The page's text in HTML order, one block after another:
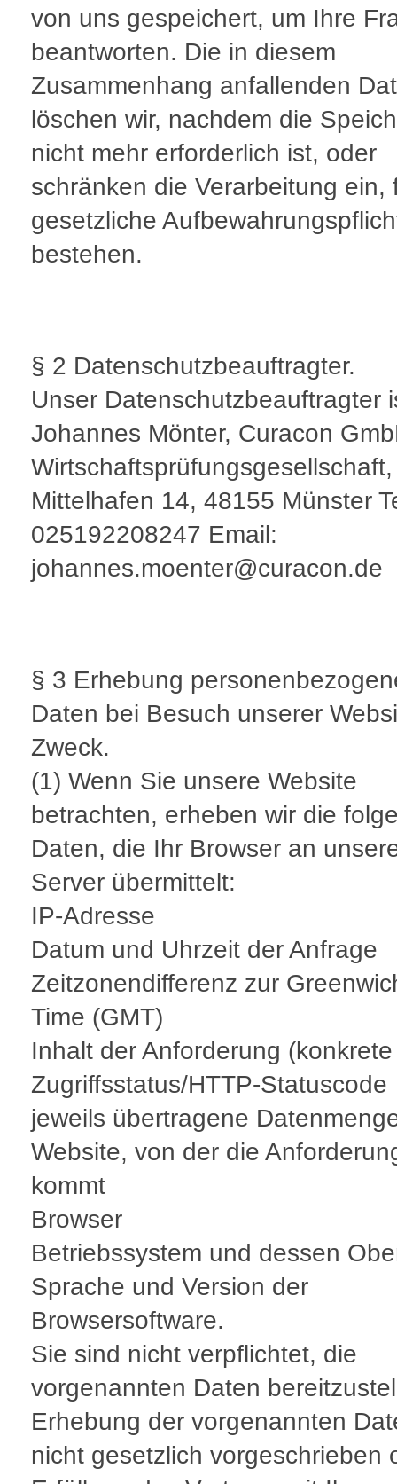
von uns gespeichert, um Ihre
beantworten. Die in diesem
Zusammenhang anfallenden
löschen wir, nachdem die
nicht mehr erforderlich ist, oder
schränken die Verarbeitung ein,
gesetzliche
bestehen.
§ 2 Datenschutzbeauftragter.
Unser Datenschutzbeauftragter
Johannes Mönter, Curacon
Wirtschaftsprüfungsgesellschaft,
Mittelhafen 14, 48155 Münster
025192208247 Email:
johannes.moenter@curacon.de
§ 3 Erhebung
Daten bei Besuch unserer
Zweck.
(1) Wenn Sie unsere Website
betrachten, erheben wir die
Daten, die Ihr Browser an
Server übermittelt:
IP-Adresse
Datum und Uhrzeit der Anfrage
Zeitzonendifferenz zur
Time (GMT)
Inhalt der Anforderung
Zugriffsstatus/HTTP-Statuscode
jeweils übertragene
Website, von der die
kommt
Browser
Betriebssystem und dessen
Sprache und Version der
Browsersoftware.
Sie sind nicht verpflichtet, die
vorgenannten Daten
Erhebung der vorgenannten
nicht gesetzlich vorgeschrieben